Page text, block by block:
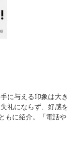
に与える印象は大き
礼にならず、好感を
もに紹介。「電話や